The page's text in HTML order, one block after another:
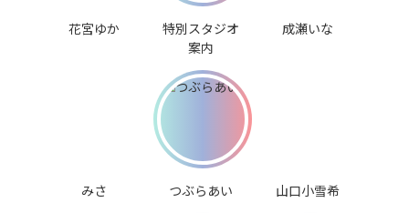
花宮ゆか
特別スタジオ
案内
成瀬いな
みさ つぶらあい 山口小雪希